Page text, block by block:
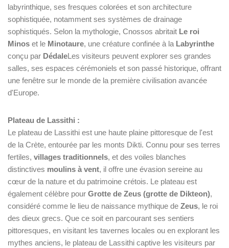
labyrinthique, ses fresques colorées et son architecture
sophistiquée, notamment ses systèmes de drainage
sophistiqués. Selon la mythologie, Cnossos abritait Le roi
Minos et le Minotaure, une créature confinée à la Labyrinthe
conçu par DédaleLes visiteurs peuvent explorer ses grandes
salles, ses espaces cérémoniels et son passé historique, offrant
une fenêtre sur le monde de la première civilisation avancée
d'Europe.
Plateau de Lassithi :
Le plateau de Lassithi est une haute plaine pittoresque de l'est
de la Crète, entourée par les monts Dikti. Connu pour ses terres
fertiles, villages traditionnels, et des voiles blanches
distinctives moulins à vent, il offre une évasion sereine au
cœur de la nature et du patrimoine crétois. Le plateau est
également célèbre pour Grotte de Zeus (grotte de Dikteon),
considéré comme le lieu de naissance mythique de Zeus, le roi
des dieux grecs. Que ce soit en parcourant ses sentiers
pittoresques, en visitant les tavernes locales ou en explorant les
mythes anciens, le plateau de Lassithi captive les visiteurs par